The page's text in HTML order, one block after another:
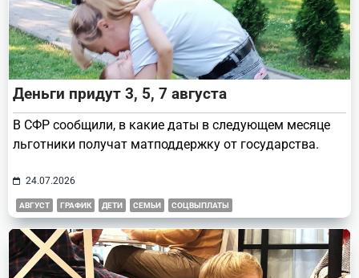
Деньги придут 3, 5, 7 августа
В СФР сообщили, в какие даты в следующем месяце
льготники получат матподдержку от государства.
24.07.2026
АВГУСТ ГРАФИК ДЕТИ СЕМЬИ СОЦВЫПЛАТЫ